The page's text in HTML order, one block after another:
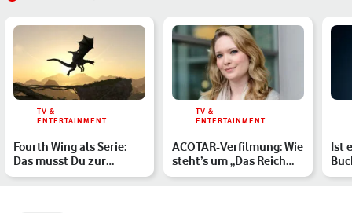
TV &
ENTERTAINMENT
Fourth Wing als Serie:
Das musst Du zur
Buchverfilmung wissen
TV &
ENTERTAINMENT
ACOTAR-Verfilmung: Wie
steht’s um „Das Reich
der Sieben Höfe“ als…
Ist